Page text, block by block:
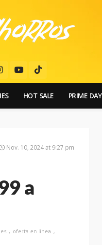
HOT SALE PRIME DAY
Nov. 10, 2024 at 9:27 pm
a
oferta en linea